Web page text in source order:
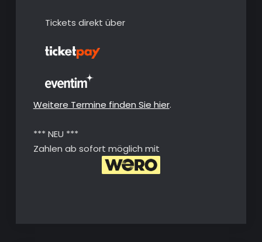
Tickets direkt über
Weitere Termine finden Sie hier.
*** NEU ***
Zahlen ab sofort möglich mit